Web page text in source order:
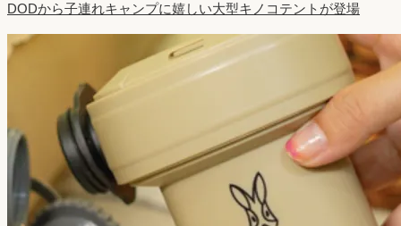
DODから子連れキャンプに嬉しい大型キノコテントが登場